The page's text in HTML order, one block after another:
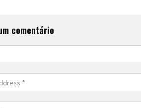
comentário